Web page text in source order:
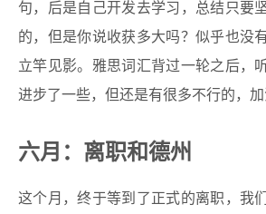
句，后是自己开发去学习，总结只要
的，但是你说收获多大吗？似乎也没
立竿见影。雅思词汇背过一轮之后，
进步了一些，但还是有很多不行的，加
六月：离职和德州
这个月，终于等到了正式的离职，我